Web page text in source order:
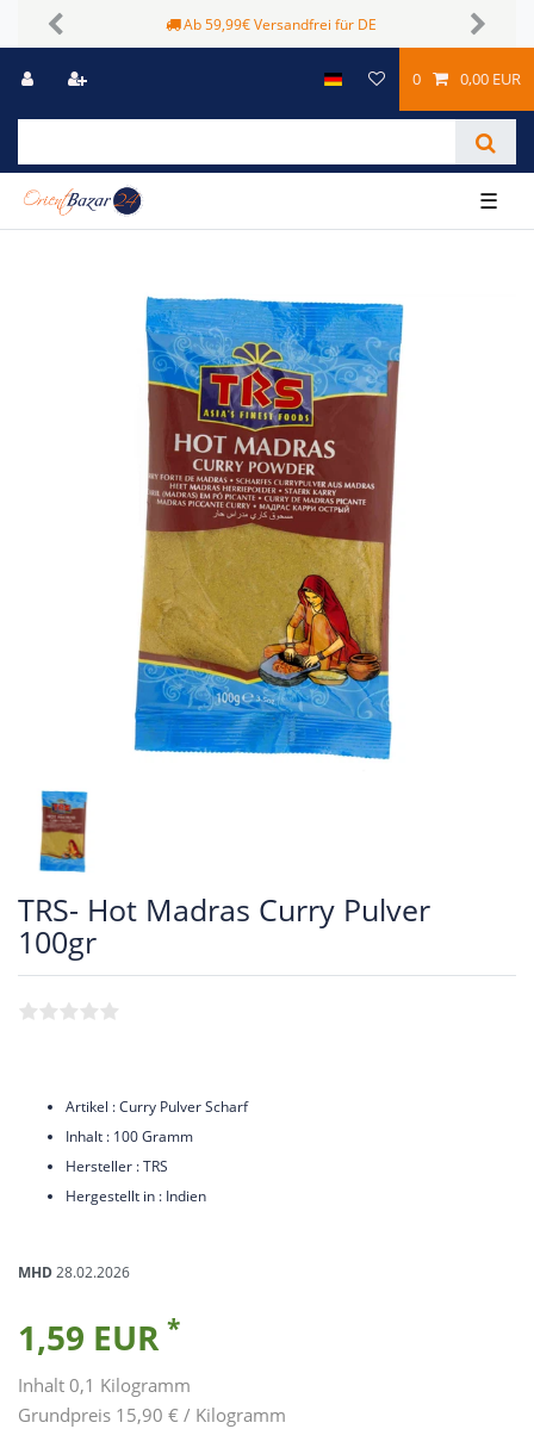
Sichere Zahlungsmöglichkeiten
Previous Next
0 0,00 EUR
☰
TRS- Hot Madras Curry Pulver
100gr
Artikel : Curry Pulver Scharf
Inhalt : 100 Gramm
Hersteller : TRS
Hergestellt in : Indien
MHD28.02.2026
1,59 EUR *
Inhalt0,1 Kilogramm
Grundpreis 15,90 € / Kilogramm